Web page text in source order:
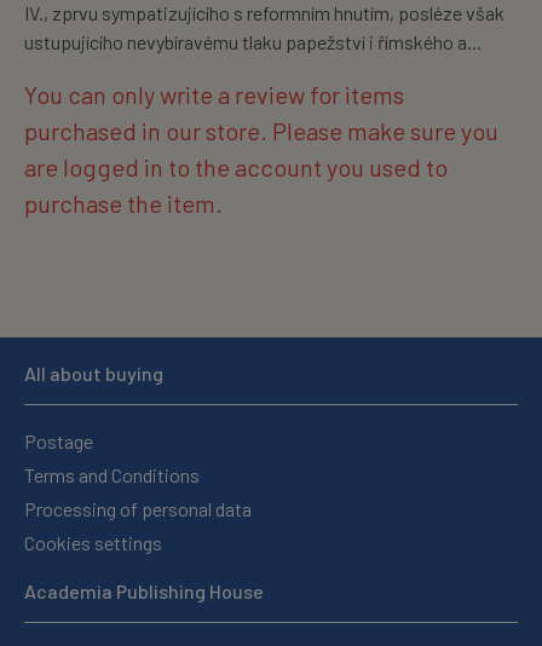
IV., zprvu sympatizujícího s reformním hnutím, posléze však
ustupujícího nevybíravému tlaku papežství i římského a...
You can only write a review for items
purchased in our store. Please make sure you
are logged in to the account you used to
purchase the item.
All about buying
Postage
Terms and Conditions
Processing of personal data
Cookies settings
Academia Publishing House